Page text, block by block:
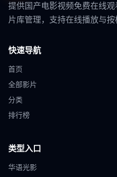
提供国产电影视频免费在线
片库管理，支持在线播放与按
快速导航
首页
全部影片
分类
排行榜
类型入口
华语光影